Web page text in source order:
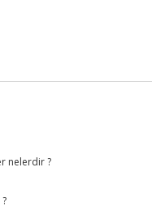
nelerdir ?